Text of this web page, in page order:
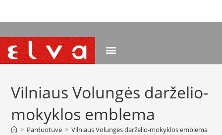
Vilniaus Volungės darželio-
mokyklos emblema
> Parduotuvė > Vilniaus Volungės darželio-mokyklos emblema